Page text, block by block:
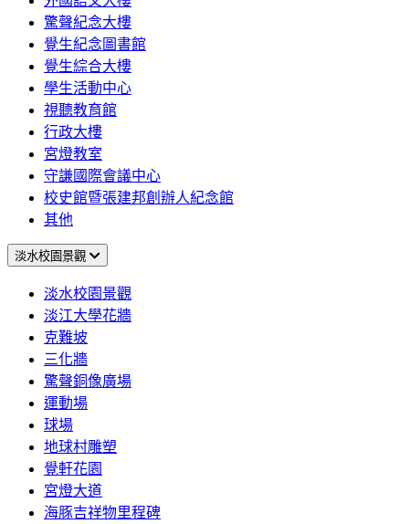
驚聲紀念大樓
覺生紀念圖書館
覺生綜合大樓
學生活動中心
視聽教育館
行政大樓
宮燈教室
守謙國際會議中心
校史館暨張建邦創辦人紀念館
其他
淡水校園景觀
淡水校園景觀
淡江大學花牆
克難坡
三化牆
驚聲銅像廣場
運動場
球場
地球村雕塑
覺軒花園
宮燈大道
海豚吉祥物里程碑